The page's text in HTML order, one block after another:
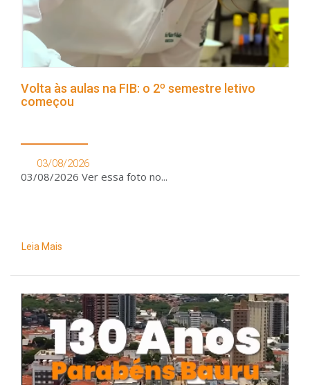
Volta às aulas na FIB: o 2º semestre letivo
começou
03/08/2026
03/08/2026 Ver essa foto no...
Leia Mais